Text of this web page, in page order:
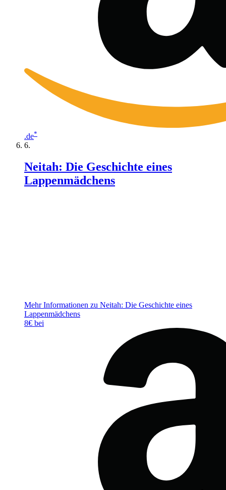
.de*
Neitah: Die Geschichte eines
Lappenmädchens
Mehr Informationen zu Neitah: Die Geschichte eines
Lappenmädchens
8€ bei